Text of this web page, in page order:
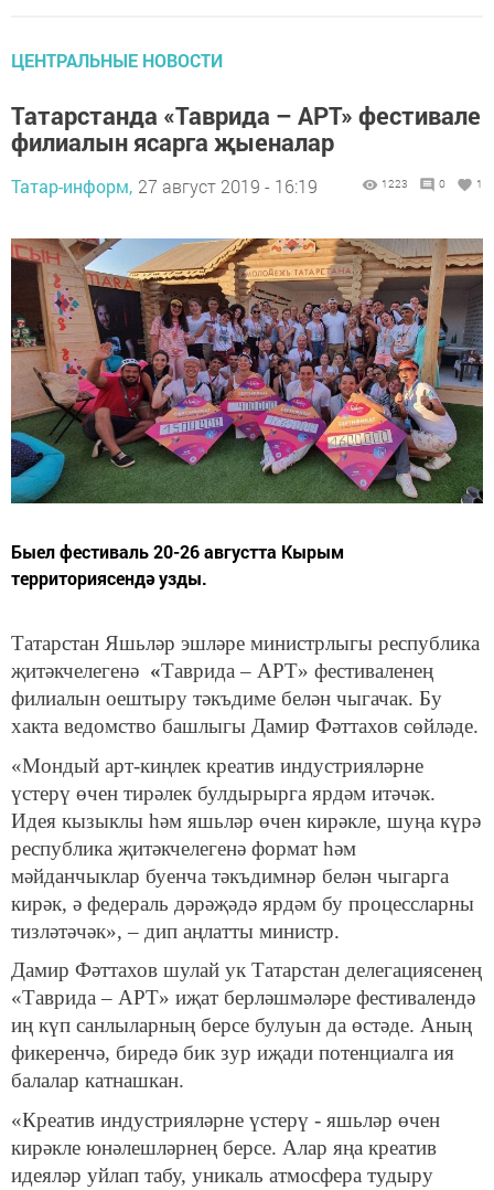
ЦЕНТРАЛЬНЫЕ НОВОСТИ
Татарстанда «Таврида – АРТ» фестивале
филиалын ясарга җыеналар
Татар-информ, 27 август 2019 - 16:19 1223 0 1
Быел фестиваль 20-26 августта Кырым
территориясендә узды.
Татарстан Яшьләр эшләре министрлыгы республика
җитәкчелегенә «Таврида – АРТ» фестиваленең
филиалын оештыру тәкъдиме белән чыгачак. Бу
хакта ведомство башлыгы Дамир Фәттахов сөйләде.
«Мондый арт-киңлек креатив индустрияләрне
үстерү өчен тирәлек булдырырга ярдәм итәчәк.
Идея кызыклы һәм яшьләр өчен кирәкле, шуңа күрә
республика җитәкчелегенә формат һәм
мәйданчыклар буенча тәкъдимнәр белән чыгарга
кирәк, ә федераль дәрәҗәдә ярдәм бу процессларны
тизләтәчәк», – дип аңлатты министр.
Дамир Фәттахов шулай ук Татарстан делегациясенең
«Таврида – АРТ» иҗат берләшмәләре фестивалендә
иң күп санлыларның берсе булуын да өстәде. Аның
фикеренчә, биредә бик зур иҗади потенциалга ия
балалар катнашкан.
«Креатив индустрияләрне үстерү - яшьләр өчен
кирәкле юнәлешләрнең берсе. Алар яңа креатив
идеяләр уйлап табу, уникаль атмосфера тудыру